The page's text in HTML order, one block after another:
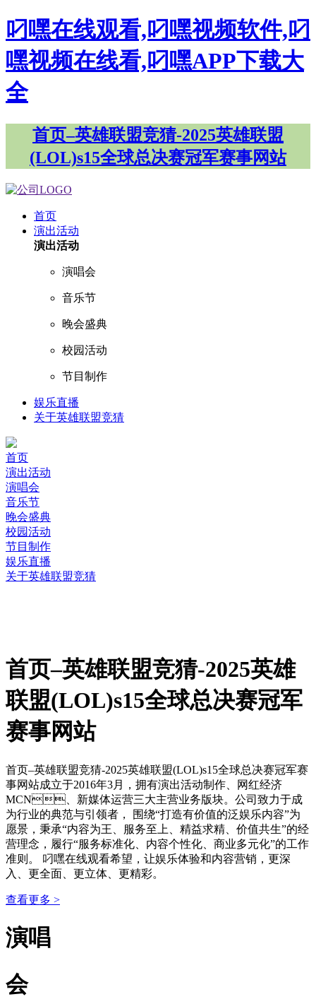
叼嘿在线观看,叼嘿视频软件,叼
嘿视频在线看,叼嘿APP下载大
全
首页–英雄联盟竞猜-2025英雄联盟
(LOL)s15全球总决赛冠军赛事网站
首页
演出活动
演出活动
演唱会
音乐节
晚会盛典
校园活动
节目制作
娱乐直播
关于英雄联盟竞猜
首页
演出活动
演唱会
音乐节
晚会盛典
校园活动
节目制作
娱乐直播
关于英雄联盟竞猜
首页–英雄联盟竞猜-2025英雄
联盟(LOL)s15全球总决赛冠军
赛事网站
首页–英雄联盟竞猜-2025英雄联盟(LOL)s15全球总决赛冠军赛
事网站成立于2016年3月，拥有演出活动制作、网红经济
MCN、新媒体运营三大主营业务版块。公司致力于成
为行业的典范与引领者， 围绕“打造有价值的泛娱乐内容”为
愿景，秉承“内容为王、服务至上、精益求精、价值共生”的经
营理念，履行“服务标准化、内容个性化、商业多元化”的工作
准则。 叼嘿在线观看希望，让娱乐体验和内容营销，更深
入、更全面、更立体、更精彩。
查看更多 >
演唱
会